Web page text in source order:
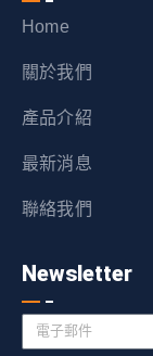
Home
關於我們
產品介紹
最新消息
聯絡我們
Newsletter